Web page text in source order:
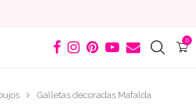
0
Galletas decoradas Mafalda